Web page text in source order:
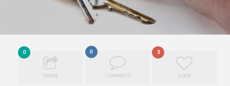
0
SHARE
0
COMMENT
3
LOVE